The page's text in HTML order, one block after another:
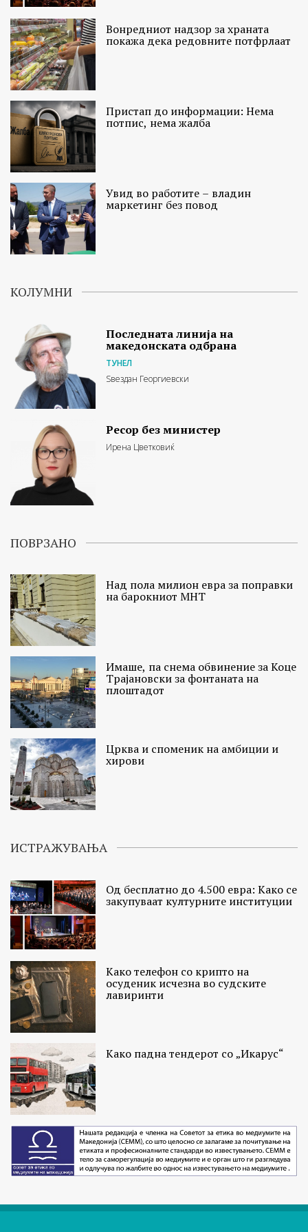
Вонредниот надзор за храната
покажа дека редовните потфрлаат
Пристап до информации: Нема
потпис, нема жалба
Увид во работите – владин
маркетинг без повод
КОЛУМНИ
Последната линија на
македонската одбрана
ТУНЕЛ
Ѕвездан Георгиевски
Ресор без министер
Ирена Цветковиќ
ПОВРЗАНО
Над пола милион евра за поправки
на барокниот МНТ
Имаше, па снема обвинение за Коце
Трајановски за фонтаната на
плоштадот
Црква и споменик на амбиции и
хирови
ИСТРАЖУВАЊА
Од бесплатно до 4.500 евра: Како се
закупуваат културните институции
Како телефон со крипто на
осуденик исчезна во судските
лавиринти
Како падна тендерот со „Икарус“